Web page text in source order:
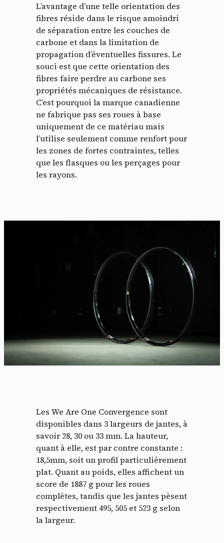
L’avantage d’une telle orientation des
fibres réside dans le risque amoindri
de séparation entre les couches de
carbone et dans la limitation de
propagation d’éventuelles fissures. Le
souci est que cette orientation des
fibres faire perdre au carbone ses
propriétés mécaniques de résistance.
C’est pourquoi la marque canadienne
ne fabrique pas ses roues à base
uniquement de ce matériau mais
l’utilise seulement comme renfort pour
les zones de fortes contraintes, telles
que les flasques ou les perçages pour
les rayons.
Les We Are One Convergence sont
disponibles dans 3 largeurs de jantes, à
savoir 28, 30 ou 33 mm. La hauteur,
quant à elle, est par contre constante :
18,5mm, soit un profil particulièrement
plat. Quant au poids, elles affichent un
score de 1887 g pour les roues
complètes, tandis que les jantes pèsent
respectivement 495, 505 et 523 g selon
la largeur.
Panneau de gestion des
cookies
Politique de confidentialité
Tout refuser
Vidéos
Les services de partage de vidéo permettent d'enrichir